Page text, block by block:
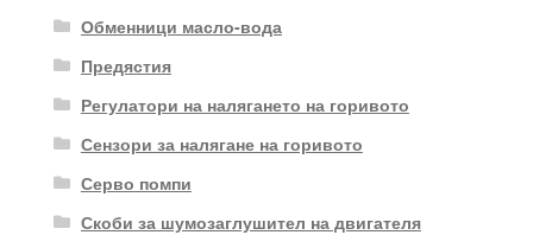
Обменници масло-вода
Предястия
Регулатори на налягането на горивото
Сензори за налягане на горивото
Серво помпи
Скоби за шумозаглушител на двигателя